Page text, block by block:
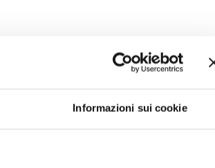
Informazioni sui cookie